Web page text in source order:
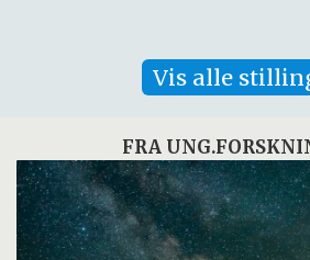
Vis alle
FRA